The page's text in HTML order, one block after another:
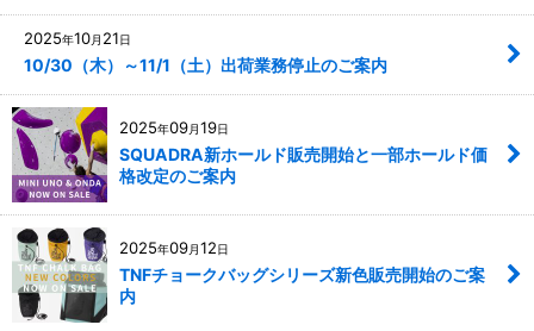
2025年10月 21日
10/30（木）～11/1（土）出荷業務停止のご案内
2025年09月19日
SQUADRA新ホールド販売開始と一部ホールド価
格改定のご案内
2025年09月12日
TNFチョークバッグシリーズ新色販売開始のご案
内